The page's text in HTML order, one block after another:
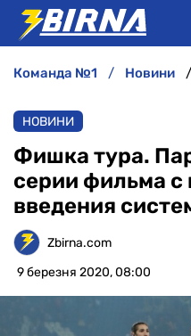
АНАЛІТИКА
ІНТЕРВ'Ю
РІЗНЕ
БУКМЕКЕРИ
команда №1 новини
НОВИНИ
Фишка тура.
серии фильма с
введения
Zbirna.com
9 березня 2020, 08:00